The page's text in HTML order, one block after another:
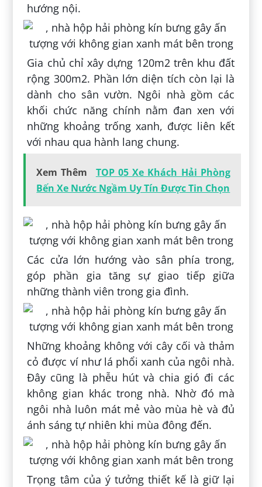
hướng nội.
Gia chủ chỉ xây dựng 120m2 trên khu đất
rộng 300m2. Phần lớn diện tích còn lại là
dành cho sân vườn. Ngôi nhà gồm các
khối chức năng chính nằm đan xen với
những khoảng trống xanh, được liên kết
với nhau qua hành lang chung.
Xem Thêm
TOP 05 Xe Khách Hải Phòng
Bến Xe Nước Ngầm Uy Tín Được Tin Chọn
Các cửa lớn hướng vào sân phía trong,
góp phần gia tăng sự giao tiếp giữa
những thành viên trong gia đình.
Những khoảng không với cây cối và thảm
cỏ được ví như lá phổi xanh của ngôi nhà.
Đây cũng là phễu hút và chia gió đi các
không gian khác trong nhà. Nhờ đó mà
ngôi nhà luôn mát mẻ vào mùa hè và đủ
ánh sáng tự nhiên khi mùa đông đến.
Trọng tâm của ý tưởng thiết kế là giữ lại